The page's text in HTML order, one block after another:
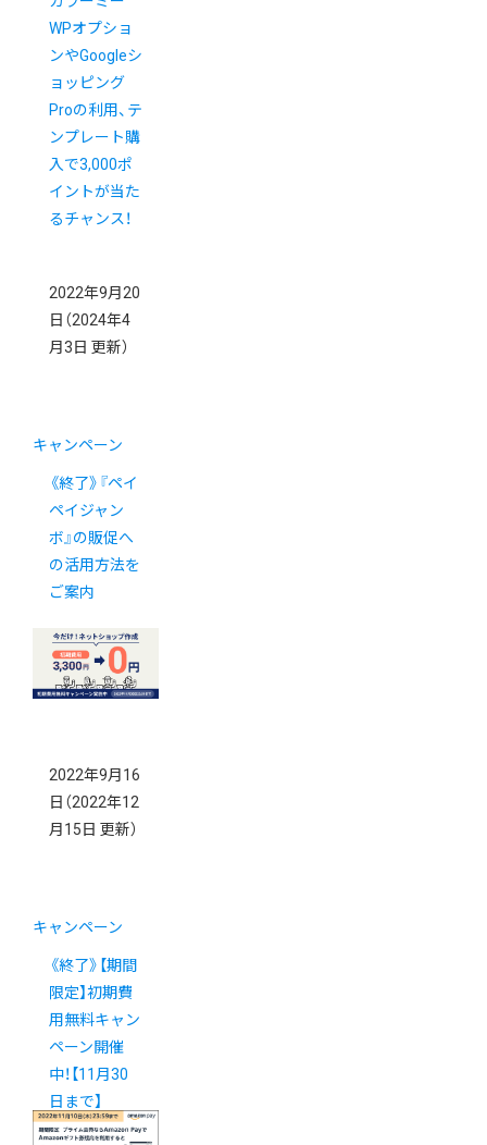
WPオプショ
ンやGoogleシ
ョッピング
Proの利用、テ
ンプレート購
入で3,000ポ
イントが当た
るチャンス！
2022年9月20
日 （2024年4
月3日 更新）
キャンペーン
《終了》『ペイ
ペイジャン
ボ』の販促へ
の活用方法を
ご案内
2022年9月16
日 （2022年12
月15日 更新）
キャンペーン
《終了》【期間
限定】初期費
用無料キャン
ペーン開催
中！【11月30
日まで】